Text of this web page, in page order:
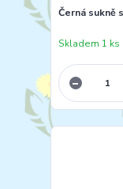
Černá sukně
Skladem 1 ks